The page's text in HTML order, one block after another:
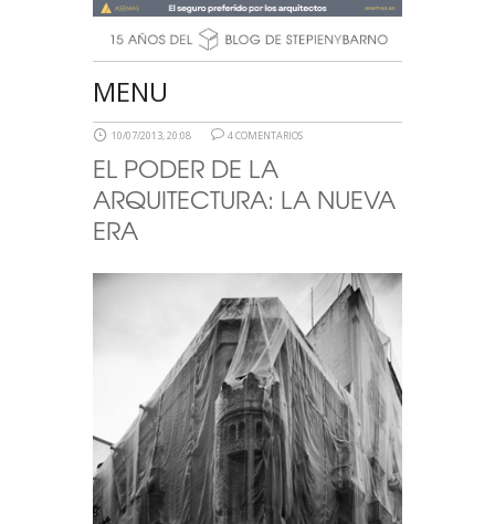
MENU
10/07/2013, 20:08 4 COMENTARIOS
EL PODER DE LA
ARQUITECTURA: LA NUEVA
ERA